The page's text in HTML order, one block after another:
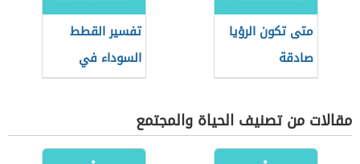
متى تكون الرؤيا
صادقة
تفسير القطط
السوداء في
المنام
مقالات من تصنيف الحياة والمجتمع